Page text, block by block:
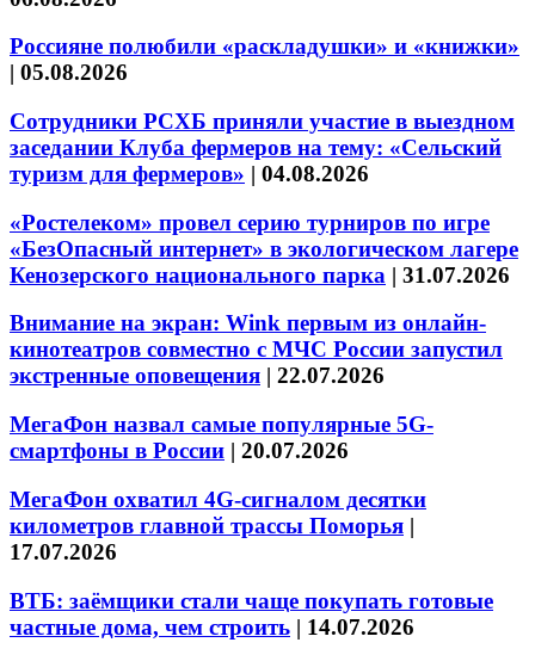
Россияне полюбили «раскладушки» и «книжки»
| 05.08.2026
Сотрудники РСХБ приняли участие в выездном
заседании Клуба фермеров на тему: «Сельский
туризм для фермеров» | 04.08.2026
«Ростелеком» провел серию турниров по игре
«БезОпасный интернет» в экологическом лагере
Кенозерского национального парка | 31.07.2026
Внимание на экран: Wink первым из онлайн-
кинотеатров совместно с МЧС России запустил
экстренные оповещения | 22.07.2026
МегаФон назвал самые популярные 5G-
смартфоны в России | 20.07.2026
МегаФон охватил 4G-сигналом десятки
километров главной трассы Поморья |
17.07.2026
ВТБ: заёмщики стали чаще покупать готовые
частные дома, чем строить | 14.07.2026